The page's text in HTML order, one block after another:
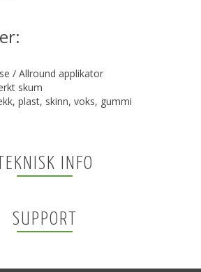
/ Allround applikator
skum
plast, skinn, voks, gummi
TEKNISK INFO
SUPPORT